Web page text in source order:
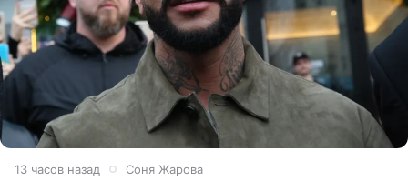
13 часов назад Соня Жарова